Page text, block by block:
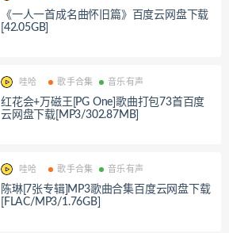
《一人一首成名曲怀旧篇》百度云网盘下载
[42.05GB]
哇哈 歌手合集 音乐有声
红花会+万磁王[PG One]歌曲打包73首百度
云网盘下载[MP3/302.87MB]
哇哈 歌手合集 音乐有声
陈琳[7张专辑]MP3歌曲合集百度云网盘下载
[FLAC/MP3/1.76GB]